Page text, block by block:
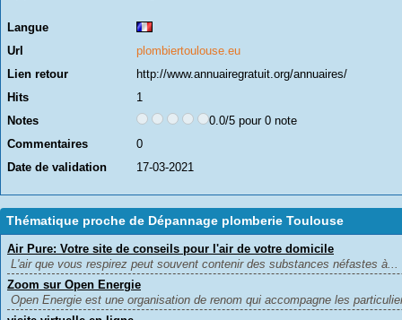
Langue
Url
plombiertoulouse.eu
Lien retour
http://www.annuairegratuit.org/annuaires/
Hits
1
Notes
0.0/5 pour 0 note
Commentaires
0
Date de validation
17-03-2021
Thématique proche de Dépannage plomberie Toulouse
Air Pure: Votre site de conseils pour l'air de votre domicile
L'air que vous respirez peut souvent contenir des substances néfastes à...
Zoom sur Open Energie
Open Energie est une organisation de renom qui accompagne les